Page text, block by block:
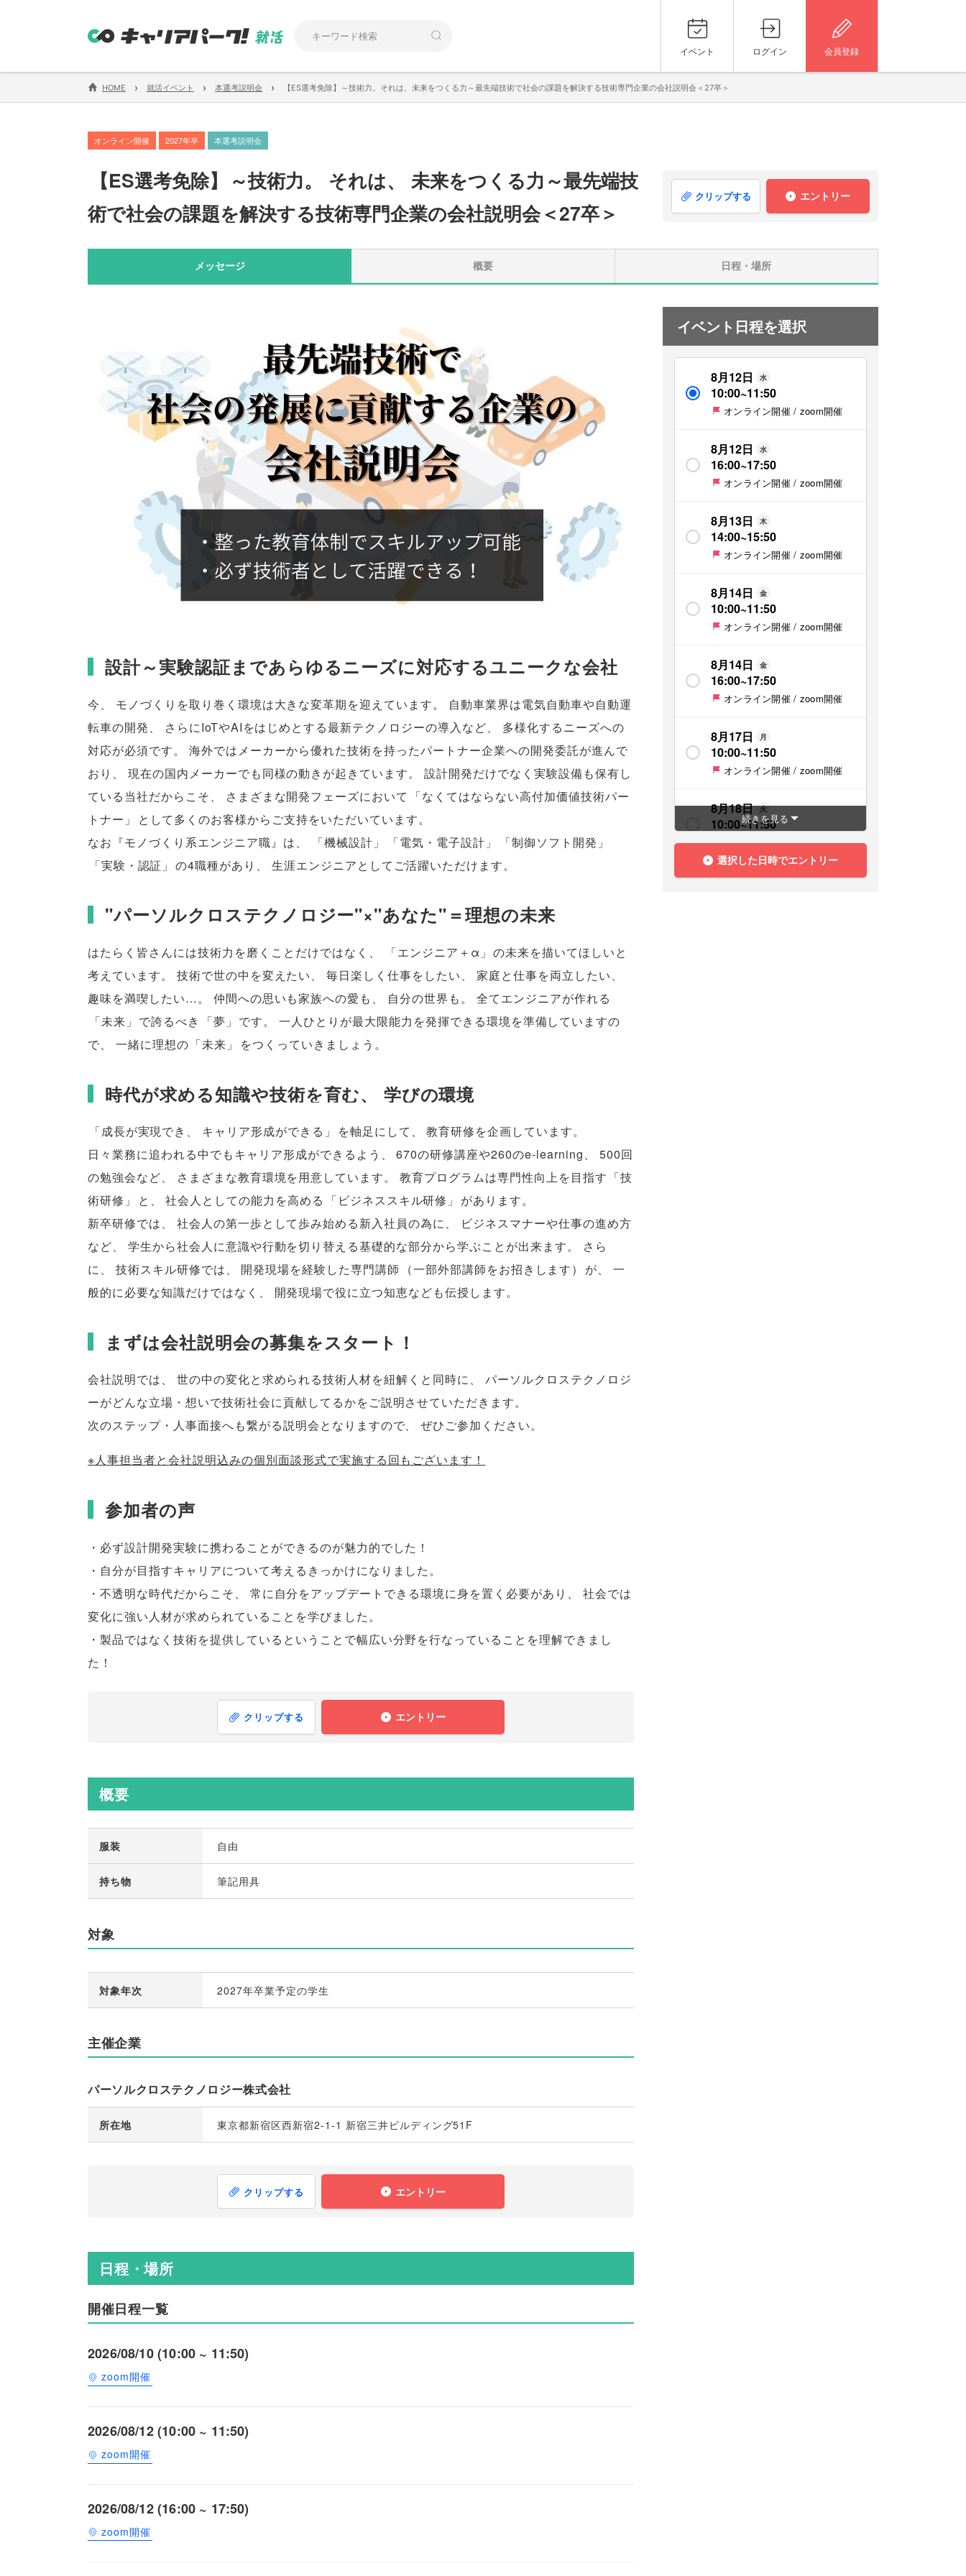
イベント ログイン 会員登録
HOME › 就活イベント › 本選考説明会 › 【ES選考免除】～技術力。それは、未来をつくる力～最先端技術で社会の課題を解決する技術専門企業の会社説明会＜27卒＞
オンライン開催 2027年卒 本選考説明会
【ES選考免除】 ～技術力。 それは、
未来をつくる力～最先端技
術で社会の課題を解決する技術専門企業の会社説明会＜27卒＞
クリップする エントリー
メッセージ 概要 日程・場所
設計～実験認証まであらゆるニーズに対応するユニークな会社
今、 モノづくりを取り巻く環境は大きな変革期を迎えています。
自動車業界は電気自動車や自動運
転車の開発、 さらにIoTやAIをはじめとする最新テクノロジーの導入など、
多様化するニーズへの
対応が必須です。
海外ではメーカーから優れた技術を持ったパートナー企業への開発委託が進んで
おり 、 現在の国内メーカーでも同様の動きが起きています。
設計開発だけでなく実験設備も保有し
ている当社だからこそ、 さまざまな開発フェーズにおいて 「なくてはならない高付加価値技術パー
トナー 」 として多くのお客様からご支持をいただいています。
なお『モノづくり系エンジニア職』は、 「機械設計 」 「電気・電子設計 」 「制御ソフト開発 」
「実験・認証 」 の4職種があり 、 生涯エンジニアとしてご活躍いただけます。
"パーソルクロステクノロジー"×"あなた"＝理想の未来
はたらく皆さんには技術力を磨くことだけではなく 、 「エンジニア＋α 」 の未来を描いてほしいと
考えています。 技術で世の中を変えたい、 毎日楽しく仕事をしたい、 家庭と仕事を両立したい、
趣味を満喫したい…。 仲間への思いも家族への愛も 、 自分の世界も。
全てエンジニアが作れる
「未来 」 で誇るべき 「夢 」 です。
一人ひとりが最大限能力を発揮できる環境を準備していますの
で、 一緒に理想の 「未来 」 をつくっていきましょう 。
時代が求める知識や技術を育む、 学びの環境
「成長が実現でき 、 キャリア形成ができる 」 を軸足にして 、 教育研修を企画しています。
日々業務に追われる中でもキャリア形成ができるよう 、 670の研修講座や260のe-learning、
500回
の勉強会など、 さまざまな教育環境を用意しています。 教育プログラムは専門性向上を目指す 「技
術研修 」 と 、 社会人としての能力を高める 「 ビジネススキル研修 」 があります。
新卒研修では、 社会人の第一歩として歩み始める新入社員の為に、
ビジネスマナーや仕事の進め方
など、 学生から社会人に意識や行動を切り替える基礎的な部分から学ぶことが出来ます。
さら
に、 技術スキル研修では、 開発現場を経験した専門講師 （一部外部講師をお招きします） が、
一
般的に必要な知識だけではなく 、 開発現場で役に立つ知恵なども伝授します。
まずは会社説明会の募集をスタート！
会社説明では、 世の中の変化と求められる技術人材を紐解くと同時に、
パーソルクロステクノロジ
ーがどんな立場・想いで技術社会に貢献してるかをご説明させていただきます。
次のステップ・人事面接へも繋がる説明会となりますので、 ぜひご参加ください。
※人事担当者と会社説明込みの個別面談形式で実施する回もございます！
参加者の声
・必ず設計開発実験に携わることができるのが魅力的でした！
・自分が目指すキャリアについて考えるきっかけになりました。
・不透明な時代だからこそ、 常に自分をアップデートできる環境に身を置く必要があり 、
社会では
変化に強い人材が求められていることを学びました。
・製品ではなく技術を提供しているということで幅広い分野を行なっていることを理解できまし
た！
クリップする エントリー
概要
服装 自由
持ち物 筆記用具
対象
対象年次 2027年卒業予定の学生
主催企業
パーソルクロステクノロジー株式会社
所在地 東京都新宿区西新宿2-1-1 新宿三井ビルディング51F
クリップする エントリー
日程・場所
開催日程一覧
2026/08/10 (10:00 ~ 11:50)
zoom開催
2026/08/12 (10:00 ~ 11:50)
zoom開催
2026/08/12 (16:00 ~ 17:50)
zoom開催
イベント日程を選択
8月12日 水
10:00~11:50
オンライン開催 / zoom開催
8月12日 水
16:00~17:50
オンライン開催 / zoom開催
8月13日 木
14:00~15:50
オンライン開催 / zoom開催
8月14日 金
10:00~11:50
オンライン開催 / zoom開催
8月14日 金
16:00~17:50
オンライン開催 / zoom開催
8月17日 月
10:00~11:50
オンライン開催 / zoom開催
8月18日 火
10:00~11:50
オンライン開催 / zoom開催
8月18日 火
続きを見る
選択した日時でエントリー